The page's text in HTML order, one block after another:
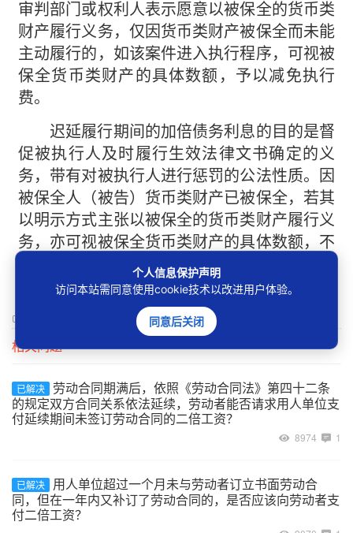
审判部门或权利人表示愿意以被保全的货币类
财产履行义务，仅因货币类财产被保全而未能
主动履行的，如该案件进入执行程序，可视被
保全货币类财产的具体数额，予以减免执行
费。
迟延履行期间的加倍债务利息的目的是督
促被执行人及时履行生效法律文书确定的义
务，带有对被执行人进行惩罚的公法性质。因
被保全人（被告）货币类财产已被保全，若其
以明示方式主张以被保全的货币类财产履行义
务，亦可视被保全货币类财产的具体数额，不
予支持或部分支持迟延履行期间的加倍利息。
相关问题
已解决
劳动合同期满后，依照《劳动合同法》第四十二条
的规定双方合同关系依法延续，劳动者能否请求用人单位支
付延续期间未签订劳动合同的二倍工资？
8974 1
已解决
用人单位超过一个月未与劳动者订立书面劳动合
同，但在一年内又补订了劳动合同的，是否应该向劳动者支
付二倍工资？
个人信息保护声明
访问本站需同意使用cookie技术以改进用户体验。
同意后关闭